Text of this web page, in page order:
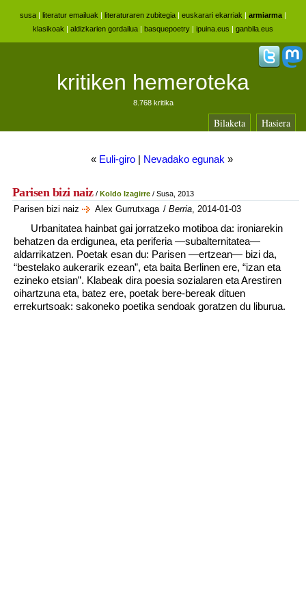
susa | literatur emailuak | literaturaren zubitegia | euskarari ekarriak | armiarma |
klasikoak | aldizkarien gordailua | basquepoetry | ipuina.eus | ganbila.eus
kritiken hemeroteka
8.768 kritika
Bilaketa Hasiera
« Euli-giro| Nevadako egunak »
Parisen bizi naiz/ Koldo Izagirre/ Susa, 2013
Parisen bizi naiz Alex Gurrutxaga / Berria, 2014-01-03
Urbanitatea hainbat gai jorratzeko motiboa da: ironiarekin
behatzen da erdigunea, eta periferia —subalternitatea—
aldarrikatzen. Poetak esan du: Parisen —ertzean— bizi da,
“bestelako aukerarik ezean”, eta baita Berlinen ere, “izan eta
ezineko etsian”. Klabeak dira poesia sozialaren eta Arestiren
oihartzuna eta, batez ere, poetak bere-bereak dituen
errekurtsoak: sakoneko poetika sendoak goratzen du liburua.